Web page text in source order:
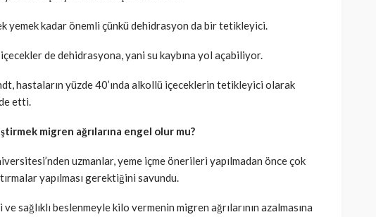
yemek kadar önemli çünkü dehidrasyon da bir tetikleyici.
de dehidrasyona, yani su kaybına yol açabiliyor.
hastaların yüzde 40’ında alkollü içeceklerin tetikleyici olarak
etti.
migren ağrılarına engel olur mu?
uzmanlar, yeme içme önerileri yapılmadan önce çok
yapılması gerektiğini savundu.
sağlıklı beslenmeyle kilo vermenin migren ağrılarının azalmasına